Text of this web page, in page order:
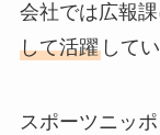
会社では広報課
して活躍して
スポーツニッ